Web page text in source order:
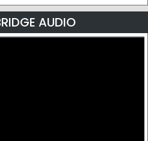
AUDIO